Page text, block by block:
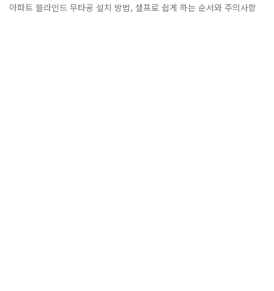
아파트 블라인드 무타공 설치 방법, 셀프로 쉽게 하는 순서와 주의사항